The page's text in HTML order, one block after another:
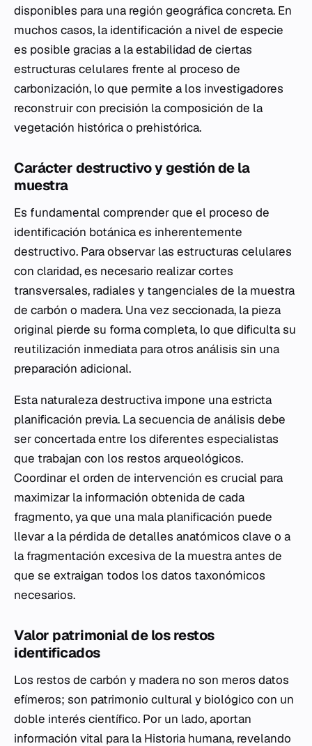
disponibles para una región geográfica concreta. En
muchos casos, la identificación a nivel de especie
es posible gracias a la estabilidad de ciertas
estructuras celulares frente al proceso de
carbonización, lo que permite a los investigadores
reconstruir con precisión la composición de la
vegetación histórica o prehistórica.
Carácter destructivo y gestión de la
muestra
Es fundamental comprender que el proceso de
identificación botánica es inherentemente
destructivo. Para observar las estructuras celulares
con claridad, es necesario realizar cortes
transversales, radiales y tangenciales de la muestra
de carbón o madera. Una vez seccionada, la pieza
original pierde su forma completa, lo que dificulta su
reutilización inmediata para otros análisis sin una
preparación adicional.
Esta naturaleza destructiva impone una estricta
planificación previa. La secuencia de análisis debe
ser concertada entre los diferentes especialistas
que trabajan con los restos arqueológicos.
Coordinar el orden de intervención es crucial para
maximizar la información obtenida de cada
fragmento, ya que una mala planificación puede
llevar a la pérdida de detalles anatómicos clave o a
la fragmentación excesiva de la muestra antes de
que se extraigan todos los datos taxonómicos
necesarios.
Valor patrimonial de los restos
identificados
Los restos de carbón y madera no son meros datos
efímeros; son patrimonio cultural y biológico con un
doble interés científico. Por un lado, aportan
información vital para la Historia humana, revelando